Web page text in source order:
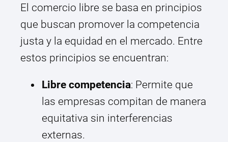
El comercio libre se basa en principios
que buscan promover la competencia
justa y la equidad en el mercado. Entre
estos principios se encuentran:
Libre competencia: Permite que
las empresas compitan de manera
equitativa sin interferencias
externas.